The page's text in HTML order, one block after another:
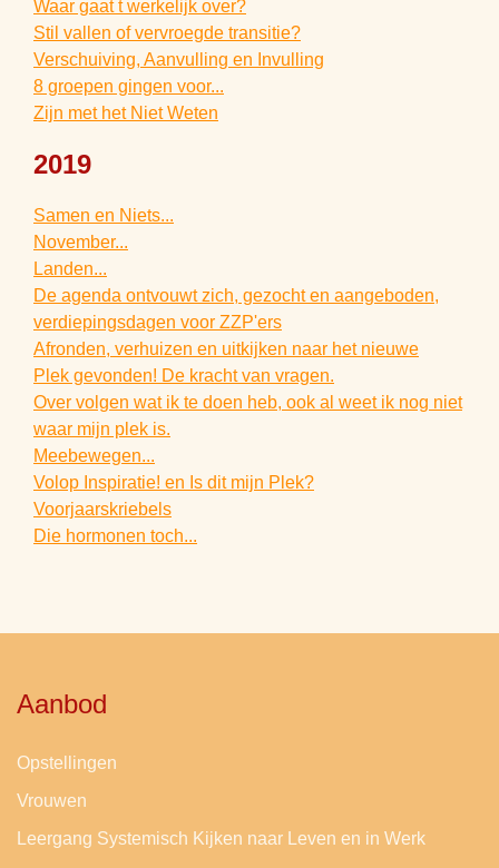
Waar gaat t werkelijk over?
Stil vallen of vervroegde transitie?
Verschuiving, Aanvulling en Invulling
8 groepen gingen voor...
Zijn met het Niet Weten
2019
Samen en Niets...
November...
Landen...
De agenda ontvouwt zich, gezocht en aangeboden,
verdiepingsdagen voor ZZP'ers
Afronden, verhuizen en uitkijken naar het nieuwe
Plek gevonden! De kracht van vragen.
Over volgen wat ik te doen heb, ook al weet ik nog niet
waar mijn plek is.
Meebewegen...
Volop Inspiratie! en Is dit mijn Plek?
Voorjaarskriebels
Die hormonen toch...
Aanbod
Opstellingen
Vrouwen
Leergang Systemisch Kijken naar Leven en in Werk